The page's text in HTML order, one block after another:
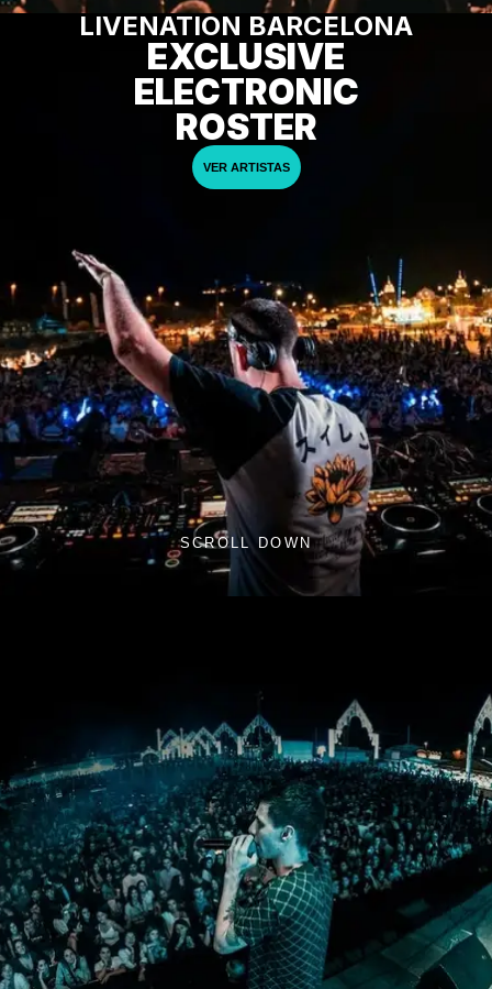
LIVENATION BARCELONA
EXCLUSIVE
ELECTRONIC
ROSTER
VER ARTISTAS
SCROLL DOWN